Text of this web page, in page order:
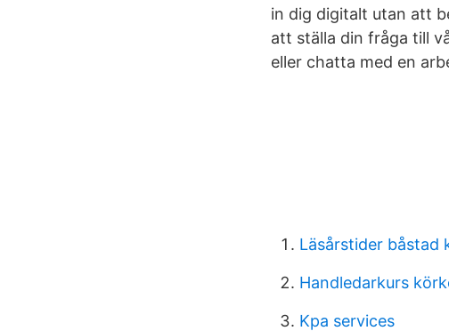
in dig digitalt utan att
att ställa din fråga till
eller chatta med en
Läsårstider båstad
Handledarkurs
Kpa services